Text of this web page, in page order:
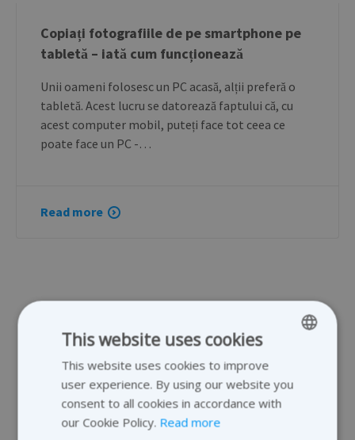
Copiați fotografiile de pe smartphone pe
tabletă – iată cum funcționează
Unii oameni folosesc un PC acasă, alții preferă o
tabletă. Acest lucru se datorează faptului că, cu
acest computer mobil, puteți face tot ceea ce
poate face un PC -…
Read more
ENGLISH
GERMAN
This website uses cookies
This website uses cookies to improve
user experience. By using our website you
consent to all cookies in accordance with
our Cookie Policy. Read more